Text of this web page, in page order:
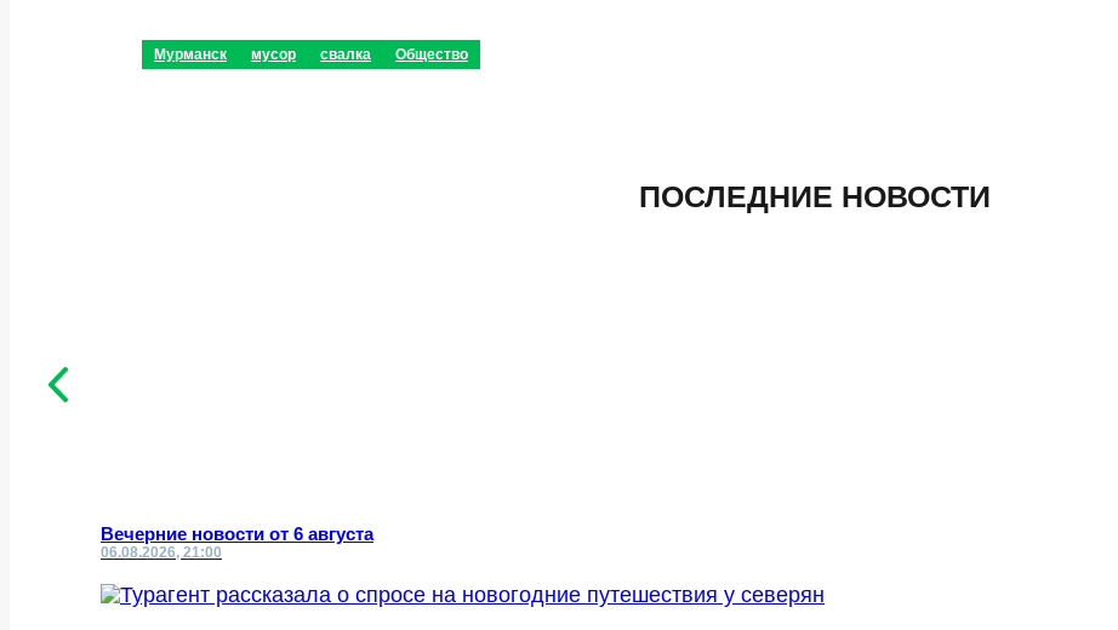
Мурманск мусор свалка Общество
ПОСЛЕДНИЕ НОВОСТИ
Вечерние новости от 6 августа
06.08.2026, 21:00